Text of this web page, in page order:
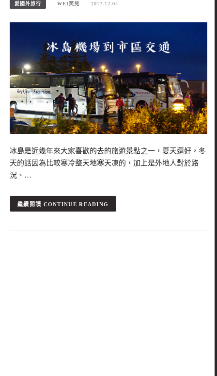
愛國外旅行 WEI笑兒 2017-12-04
冰島是近幾年來大家喜歡的去的旅遊景點之一，夏天還好，冬
天的話因為比較寒冷整天地寒天凍的，加上是外地人對於路
況、…
CONTINUE READING